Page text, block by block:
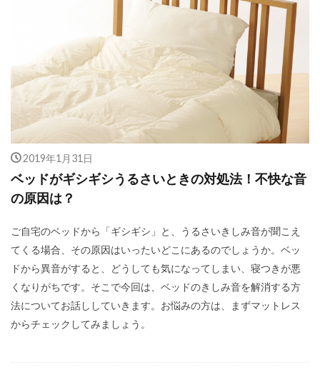
2019年1月31日
ベッドがギシギシうるさいときの対処法！不快な音
の原因は？
ご自宅のベッドから「ギシギシ」と、うるさいきしみ音が聞こえ
てくる場合、その原因はいったいどこにあるのでしょうか。ベッ
ドから異音がすると、どうしても気になってしまい、寝つきが悪
くなりがちです。そこで今回は、ベッドのきしみ音を解消する方
法についてお話ししていきます。お悩みの方は、まずマットレス
からチェックしてみましょう。